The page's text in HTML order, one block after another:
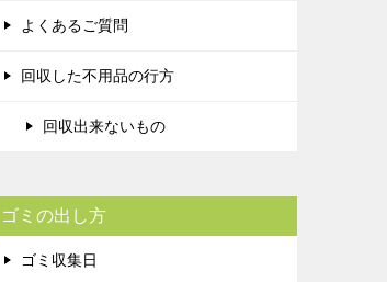
よくあるご質問
回収した不用品の行方
回収出来ないもの
ゴミの出し方
ゴミ収集日